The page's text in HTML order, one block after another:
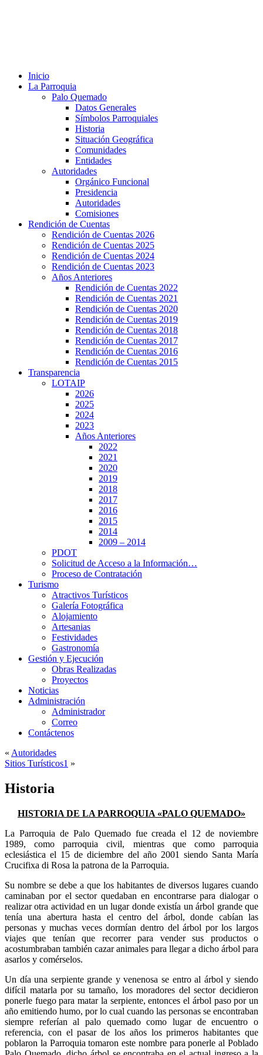
Inicio
La Parroquia
Palo Quemado
Datos Generales
Símbolos Parroquiales
Historia
Situación Geográfica
Comunidades
Entidades
Autoridades
Orgánico Funcional
Presidencia
Autoridades
Comisiones
Rendición de Cuentas
Rendición de Cuentas 2026
Rendición de Cuentas 2025
Rendición de Cuentas 2024
Rendición de Cuentas 2023
Años Anteriores
Rendición de Cuentas 2022
Rendición de Cuentas 2021
Rendición de Cuentas 2020
Rendición de Cuentas 2019
Rendición de Cuentas 2018
Rendición de Cuentas 2017
Rendición de Cuentas 2016
Rendición de Cuentas 2015
Transparencia
LOTAIP
2026
2025
2024
2023
Años Anteriores
2022
2021
2020
2019
2018
2017
2016
2015
2014
2009 – 2014
PDOT
Solicitud de Acceso a la Información…
Proceso de Contratación
Turismo
Atractivos Turísticos
Galería Fotográfica
Alojamiento
Artesanias
Festividades
Gastronomía
Gestión y Ejecución
Obras Realizadas
Proyectos
Noticias
Administración
Administrador
Correo
Contáctenos
« Autoridades
Sitios Turísticos1 »
Historia
HISTORIA DE LA PARROQUIA «PALO QUEMADO»
La Parroquia de Palo Quemado fue creada el 12 de noviembre
1989, como parroquia civil, mientras que como parroquia
eclesiástica el 15 de diciembre del año 2001 siendo Santa María
Crucifixa di Rosa la patrona de la Parroquia.
Su nombre se debe a que los habitantes de diversos lugares cuando
caminaban por el sector quedaban en encontrarse para dialogar o
realizar otra actividad en un lugar donde existía un árbol grande que
tenía una abertura hasta el centro del árbol, donde cabían las
personas y muchas veces dormían dentro del árbol por los largos
viajes que tenían que recorrer para vender sus productos o
acostumbraban también cazar animales para llegar a dicho árbol para
asarlos y comérselos.
Un día una serpiente grande y venenosa se entro al árbol y siendo
difícil matarla por su tamaño, los moradores del sector decidieron
ponerle fuego para matar la serpiente, entonces el árbol paso por un
año emitiendo humo, por lo cual cuando las personas se encontraban
siempre referían al palo quemado como lugar de encuentro o
referencia, con el pasar de los años los primeros habitantes que
poblaron la Parroquia tomaron este nombre para ponerle al Poblado